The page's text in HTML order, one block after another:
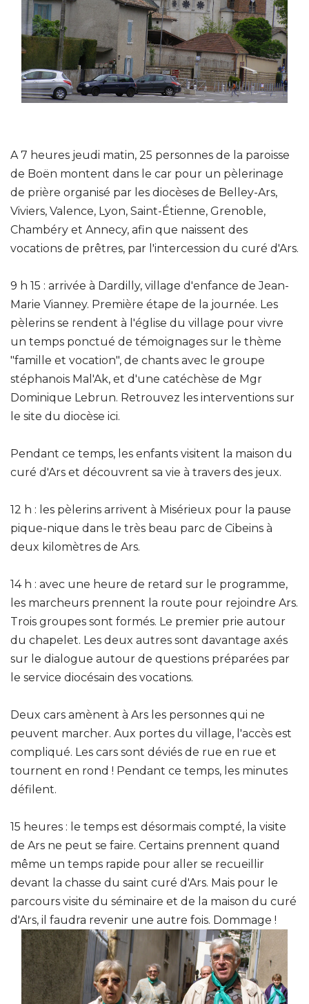
A 7 heures jeudi matin, 25 personnes de la paroisse
de Boën montent dans le car pour un pèlerinage
de prière organisé par les diocèses de Belley-Ars,
Viviers, Valence, Lyon, Saint-Étienne, Grenoble,
Chambéry et Annecy, afin que naissent des
vocations de prêtres, par l'intercession du curé d'Ars.
9 h 15 : arrivée à Dardilly, village d'enfance de Jean-
Marie Vianney. Première étape de la journée. Les
pèlerins se rendent à l'église du village pour vivre
un temps ponctué de témoignages sur le thème
"famille et vocation", de chants avec le groupe
stéphanois Mal'Ak, et d'une catéchèse de Mgr
Dominique Lebrun. Retrouvez les interventions sur
le site du diocèse ici.
Pendant ce temps, les enfants visitent la maison du
curé d'Ars et découvrent sa vie à travers des jeux.
12 h : les pèlerins arrivent à Misérieux pour la pause
pique-nique dans le très beau parc de Cibeins à
deux kilomètres de Ars.
14 h : avec une heure de retard sur le programme,
les marcheurs prennent la route pour rejoindre Ars.
Trois groupes sont formés. Le premier prie autour
du chapelet. Les deux autres sont davantage axés
sur le dialogue autour de questions préparées par
le service diocésain des vocations.
Deux cars amènent à Ars les personnes qui ne
peuvent marcher. Aux portes du village, l'accès est
compliqué. Les cars sont déviés de rue en rue et
tournent en rond ! Pendant ce temps, les minutes
défilent.
15 heures : le temps est désormais compté, la visite
de Ars ne peut se faire. Certains prennent quand
même un temps rapide pour aller se recueillir
devant la chasse du saint curé d'Ars. Mais pour le
parcours visite du séminaire et de la maison du curé
d'Ars, il faudra revenir une autre fois. Dommage !